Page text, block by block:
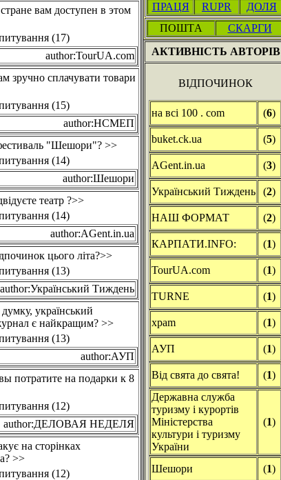
вам доступен в этом
(17)
author:TourUA.com
зручно сплачувати товари
(15)
author:НСМЕП
"Шешори"? >>
(14)
author:Шешори
театр ?>>
(14)
author:AGent.in.ua
цього літа?>>
(13)
author:Український Тиждень
український
є найкращим? >>
(13)
author:АУП
потратите на подарки к 8
(12)
author:ДЕЛОВАЯ НЕДЕЛЯ
на сторінках
>>
(12)
ПРАЦЯ
RUPR
ДОЛЯ
ПOШТA
СКАРГИ
АКТИВНІСТЬ АВТОРІВ
ВІДПОЧИНОК
на всі 100 . com (6)
buket.ck.ua (5)
AGent.in.ua (3)
Український Тиждень (2)
НАШ ФОРМАТ (2)
КАРПАТИ.INFO: (1)
TourUA.com (1)
TURNE (1)
xpam (1)
АУП (1)
Від свята до свята! (1)
Державна служба
туризму і курортів
Міністерства
культури і туризму
України
(1)
Шешори (1)